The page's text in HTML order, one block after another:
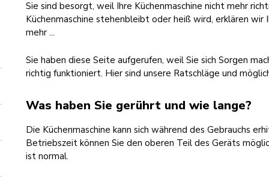
Sie sind besorgt, weil Ihre Küchenmaschine nicht mehr
Küchenmaschine stehenbleibt oder heiß wird, erklären wir
mehr ...
Sie haben diese Seite aufgerufen, weil Sie sich Sorgen
richtig funktioniert. Hier sind unsere Ratschläge und
Was haben Sie gerührt und wie lange?
Die Küchenmaschine kann sich während des Gebrauchs
Betriebszeit können Sie den oberen Teil des Geräts
ist normal.